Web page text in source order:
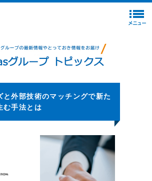
と外部技術のマッチングで新た
む手法とは